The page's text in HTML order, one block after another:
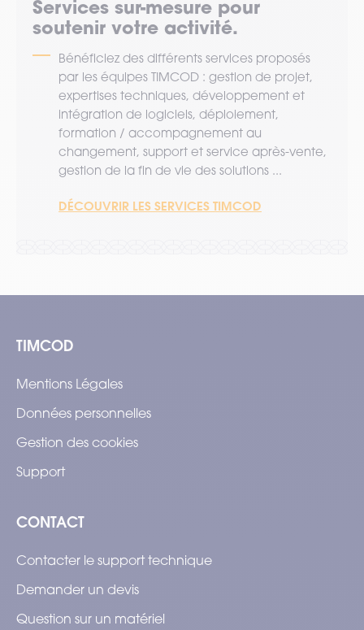
Services sur-mesure pour
soutenir votre activité.
Bénéficiez des différents services proposés
par les équipes TIMCOD : gestion de projet,
expertises techniques, développement et
intégration de logiciels, déploiement,
formation / accompagnement au
changement, support et service après-vente,
gestion de la fin de vie des solutions ...
DÉCOUVRIR LES SERVICES TIMCOD
TIMCOD
Mentions Légales
Données personnelles
Gestion des cookies
Support
CONTACT
Contacter le support technique
Demander un devis
Question sur un matériel